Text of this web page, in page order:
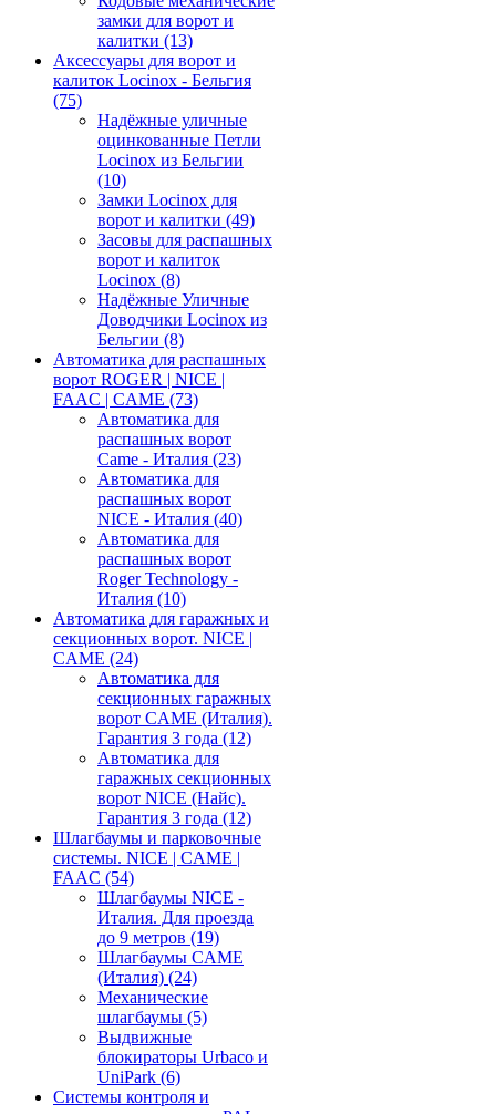
замки для ворот и
калитки (13)
Аксессуары для ворот и
калиток Locinox - Бельгия
(75)
Надёжные уличные
оцинкованные Петли
Locinox из Бельгии
(10)
Замки Locinox для
ворот и калитки (49)
Засовы для распашных
ворот и калиток
Locinox (8)
Надёжные Уличные
Доводчики Locinox из
Бельгии (8)
Автоматика для распашных
ворот ROGER | NICE |
FAAC | CAME (73)
Автоматика для
распашных ворот
Came - Италия (23)
Автоматика для
распашных ворот
NICE - Италия (40)
Автоматика для
распашных ворот
Roger Technology -
Италия (10)
Автоматика для гаражных и
секционных ворот. NICE |
CAME (24)
Автоматика для
секционных гаражных
ворот CAME (Италия).
Гарантия 3 года (12)
Автоматика для
гаражных секционных
ворот NICE (Найс).
Гарантия 3 года (12)
Шлагбаумы и парковочные
системы. NICE | CAME |
FAAC (54)
Шлагбаумы NICE -
Италия. Для проезда
до 9 метров (19)
Шлагбаумы CAME
(Италия) (24)
Механические
шлагбаумы (5)
Выдвижные
блокираторы Urbaco и
UniPark (6)
Системы контроля и